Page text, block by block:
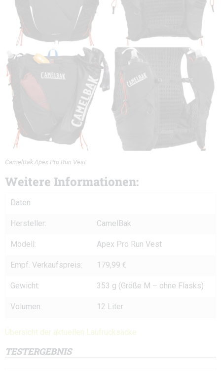
CamelBak Apex Pro Run Vest
Weitere Informationen:
Daten
Hersteller: CamelBak
Modell: Apex Pro Run Vest
Empf. Verkaufspreis: 179,99 €
Gewicht: 353 g (Größe M – ohne Flasks)
Volumen: 12 Liter
Übersicht der aktuellen Laufrucksäcke
TESTERGEBNIS